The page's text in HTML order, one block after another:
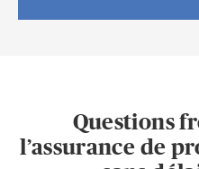
Questions
l’assurance de